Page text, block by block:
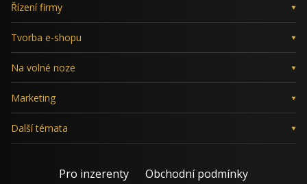
Řízení firmy
Tvorba e-shopu
Na volné noze
Marketing
Další témata
Pro inzerenty Obchodní podmínky